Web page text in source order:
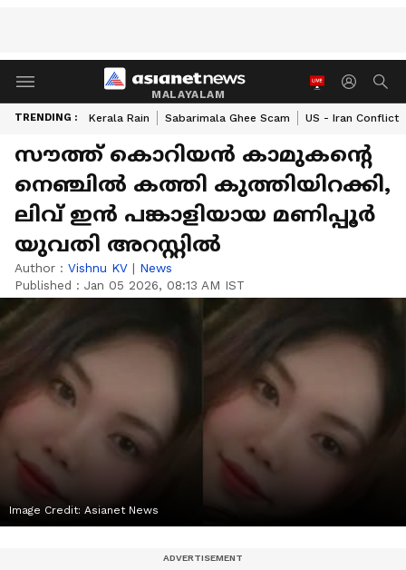
MALAYALAM
TRENDING : Kerala Rain Sabarimala Ghee Scam US - Iran Conflict
സൗത്ത് കൊറിയൻ കാമുകന്‍റെ
നെ‌ഞ്ചിൽ കത്തി കുത്തിയിറക്കി,
ലിവ് ഇൻ പങ്കാളിയായ മണിപ്പൂർ
യുവതി അറസ്റ്റിൽ
Author : Vishnu KV | News
Published : Jan 05 2026, 08:13 AM IST
Image Credit: Asianet News